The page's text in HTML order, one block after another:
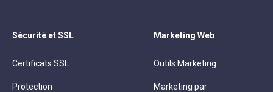
Sécurité et SSL
Certificats SSL
Protection
Marketing Web
Outils Marketing
Marketing par